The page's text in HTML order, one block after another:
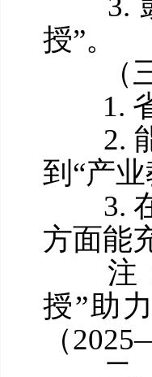
授”。
（三
1. 省
2. 能
到“产
3. 在
方面能
注：
授”助
（